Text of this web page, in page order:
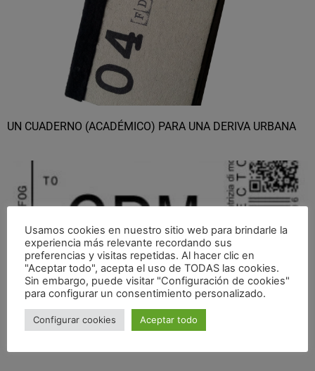
UN CUADERNO (ACADÉMICO) PARA UNA DERIVA URBANA
GRÁVALOSDIMONTE EN LA CIUDAD VIVA. «EL CIELO SOBRE
Usamos cookies en nuestro sitio web para brindarle la
experiencia más relevante recordando sus
preferencias y visitas repetidas. Al hacer clic en
"Aceptar todo", acepta el uso de TODAS las cookies.
Sin embargo, puede visitar "Configuración de cookies"
para configurar un consentimiento personalizado.
Configurar cookies Aceptar todo